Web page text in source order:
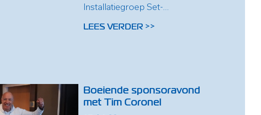
Installatiegroep Set-...
LEES VERDER >>
Boeiende sponsoravond
met Tim Coronel